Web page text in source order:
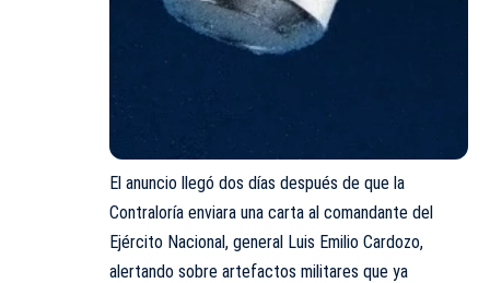
El anuncio llegó dos días después de que la
Contraloría enviara una carta al comandante del
Ejército Nacional, general Luis Emilio Cardozo,
alertando sobre artefactos militares que ya